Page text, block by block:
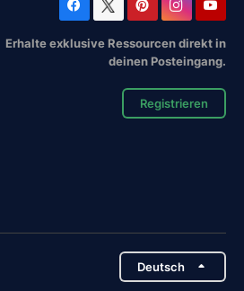
Erhalte exklusive Ressourcen direkt in
deinen Posteingang.
Registrieren
Deutsch